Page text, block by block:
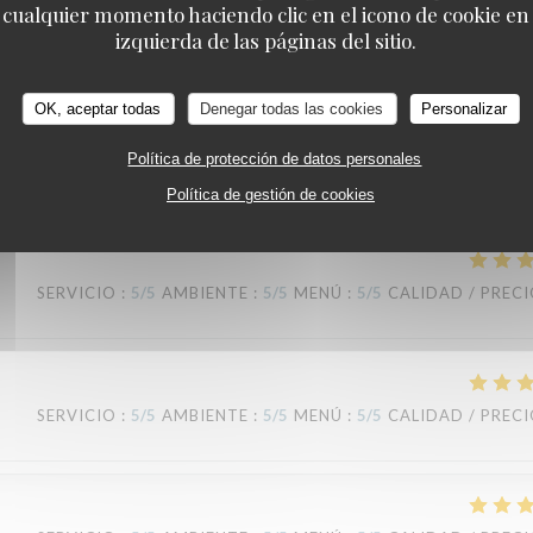
cualquier momento haciendo clic en el icono de cookie
izquierda de las páginas del sitio.
OK, aceptar todas Denegar todas las cookies Personalizar
Política de protección de datos personales
Política de gestión de cookies
SERVICIO : 5/5 AMBIENTE : 5/5 MENÚ : 5/5 CALIDAD /
SERVICIO : 5/5 AMBIENTE : 5/5 MENÚ : 5/5 CALIDAD /
TAVLINE